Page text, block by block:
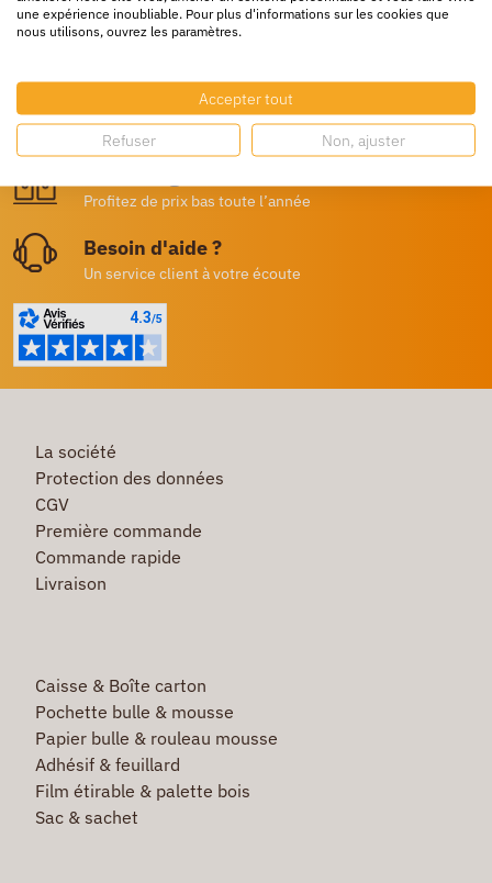
Livraison rapide
Livraison gratuite
Dès 250€ HT d’achat
Profitez de prix bas toute l’année
Besoin d'aide ?
Un service client à votre écoute
La société
Protection des données
CGV
Première commande
Commande rapide
Livraison
Caisse & Boîte carton
Pochette bulle & mousse
Papier bulle & rouleau mousse
Adhésif & feuillard
Film étirable & palette bois
Sac & sachet
une expérience inoubliable. Pour plus d'informations sur les cookies que
nous utilisons, ouvrez les paramètres.
Accepter tout
Refuser Non, ajuster